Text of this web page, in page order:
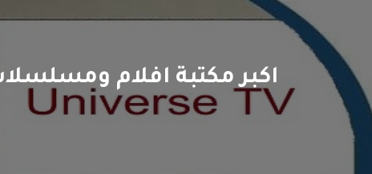
اكبر مكتبة افلام